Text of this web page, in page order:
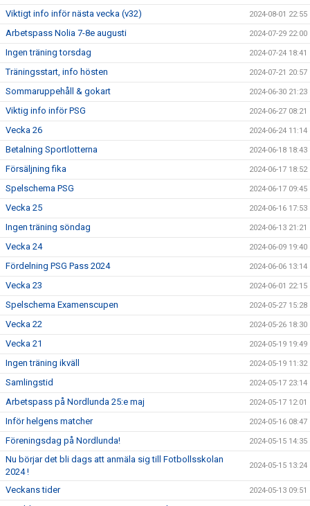
Viktigt info inför nästa vecka (v32) 2024-08-01 22:55
Arbetspass Nolia 7-8e augusti 2024-07-29 22:00
Ingen träning torsdag 2024-07-24 18:41
Träningsstart, info hösten 2024-07-21 20:57
Sommaruppehåll & gokart 2024-06-30 21:23
Viktig info inför PSG 2024-06-27 08:21
Vecka 26 2024-06-24 11:14
Betalning Sportlotterna 2024-06-18 18:43
Försäljning fika 2024-06-17 18:52
Spelschema PSG 2024-06-17 09:45
Vecka 25 2024-06-16 17:53
Ingen träning söndag 2024-06-13 21:21
Vecka 24 2024-06-09 19:40
Fördelning PSG Pass 2024 2024-06-06 13:14
Vecka 23 2024-06-01 22:15
Spelschema Examenscupen 2024-05-27 15:28
Vecka 22 2024-05-26 18:30
Vecka 21 2024-05-19 19:49
Ingen träning ikväll 2024-05-19 11:32
Samlingstid 2024-05-17 23:14
Arbetspass på Nordlunda 25:e maj 2024-05-17 12:01
Inför helgens matcher 2024-05-16 08:47
Föreningsdag på Nordlunda! 2024-05-15 14:35
Nu börjar det bli dags att anmäla sig till Fotbollsskolan
2024 !
2024-05-15 13:24
Veckans tider 2024-05-13 09:51